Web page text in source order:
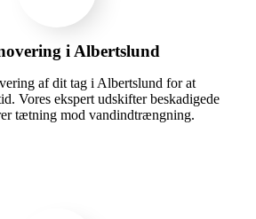
i Albertslund
af dit tag i Albertslund for at
Vores ekspert udskifter beskadigede
tætning mod vandindtrængning.